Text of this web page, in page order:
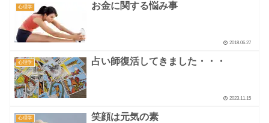
心理学 お金に関する悩み事
2018.06.27
心理学 占い師復活してきました・・・
2023.11.15
心理学 笑顔は元気の素